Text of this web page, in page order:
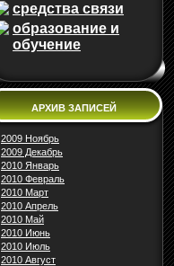
средства связи
образование и
обучение
АРХИВ ЗАПИСЕЙ
2009 Ноябрь
2009 Декабрь
2010 Январь
2010 Февраль
2010 Март
2010 Апрель
2010 Май
2010 Июнь
2010 Июль
2010 Август